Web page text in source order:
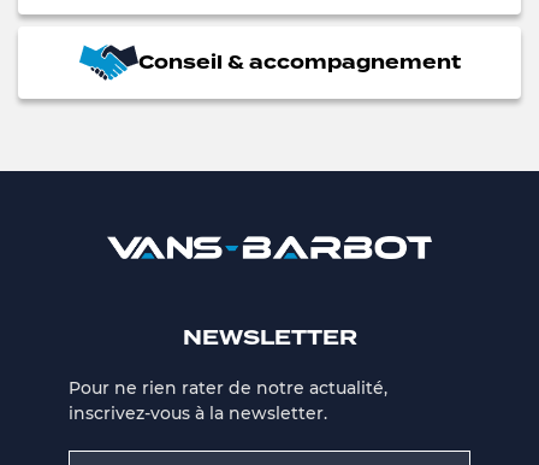
Conseil & accompagnement
NEWSLETTER
Pour ne rien rater de notre actualité,
inscrivez-vous à la newsletter.